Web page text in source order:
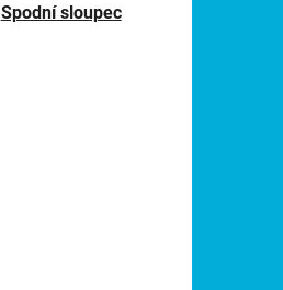
Spodní sloupec